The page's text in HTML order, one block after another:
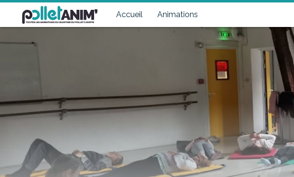
Accueil Animations
Pollet Anim'
Toutes les animations du quartier du Pollet à Dieppe